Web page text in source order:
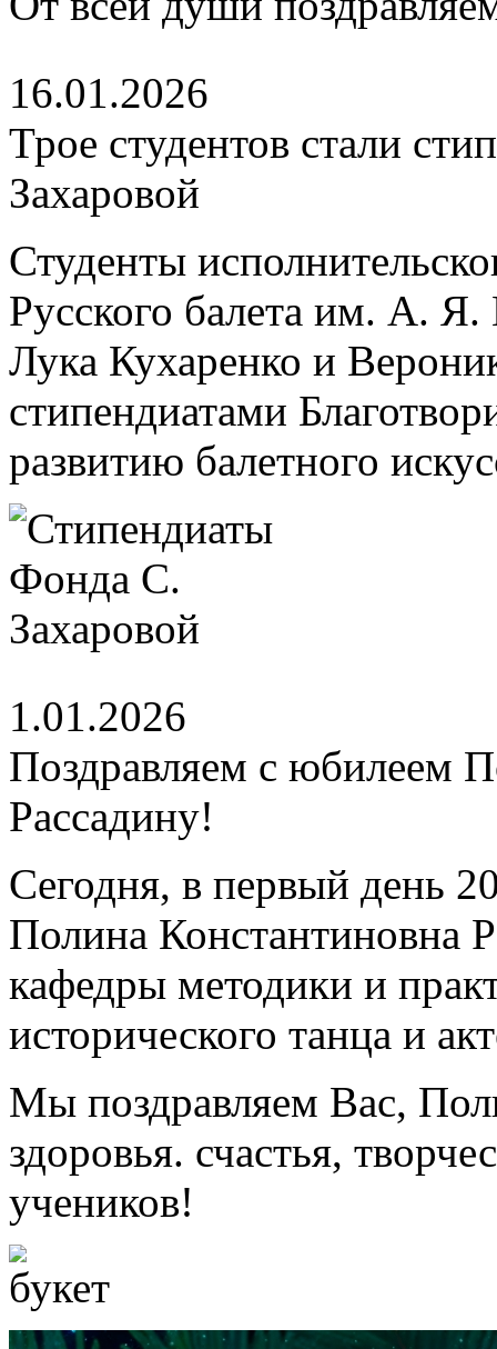
16.01.2026
Трое студентов стали
Захаровой
Студенты
Русского балета им. А.
Лука Кухаренко и
стипендиатами
развитию балетного
1.01.2026
Поздравляем с юбилеем
Рассадину!
Сегодня, в первый день
Полина Константиновна
кафедры методики и
исторического танца и
Мы поздравляем Вас,
здоровья. счастья,
учеников!